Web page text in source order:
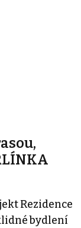
Rezidence
bydlení